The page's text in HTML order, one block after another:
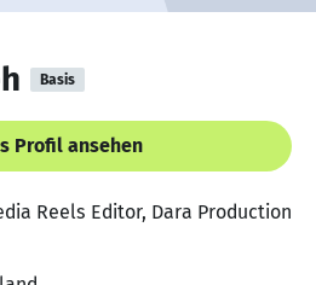
Basis
Profil ansehen
Reels Editor, Dara Production